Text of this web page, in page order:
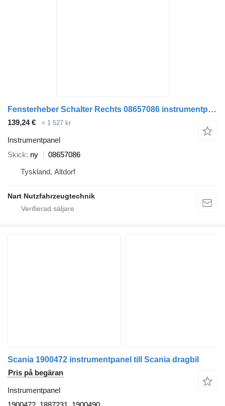
Fensterheber Schalter Rechts 08657086 instrumentpanel till MAN TGA lastbil
139,24 € ≈ 1 527 kr
Instrumentpanel
Skick ny
08657086
Tyskland, Altdorf
Nart Nutzfahrzeugtechnik
Scania 1900472 instrumentpanel till Scania dragbil
Pris på begäran
Instrumentpanel